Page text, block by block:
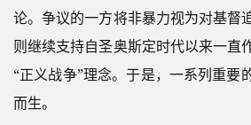
论。争议的一方将非暴力视为对基督
则继续支持自圣奥斯定时代以来一直
“正义战争”理念。于是，一系列重要
而生。